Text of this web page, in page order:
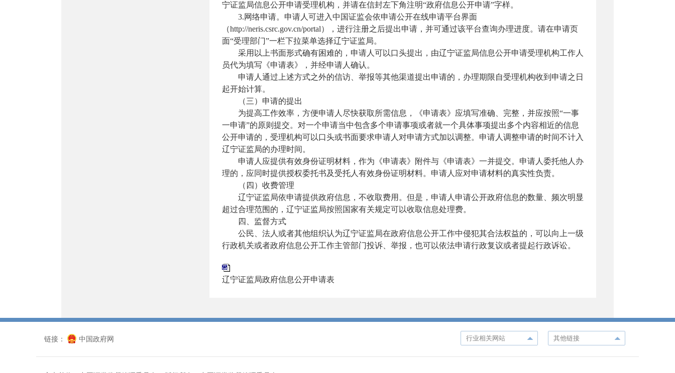
宁证监局信息公开申请受理机构 ， 并请在信封左下角注明“政府信息公开申请”字样。
3.网络申请。申请人可进入中国证监会依申请公开在线申请平台界面
（http://neris.csrc.gov.cn/portal） ， 进行注册之后提出申请 ，并可通过该平台查询办理进度。 请在申请页
面“受理部门”一栏下拉菜单选择辽宁证监局。
采用以上书面形式确有困难的，申请人可以口头提出，由辽宁证监局信息公开申请受理机构工作人
员代为填写《申请表》，并经申请人确认。
申请人通过上述方式之外的信访、举报等其他渠道提出申请的，办理期限自受理机构收到申请之日
起开始计算。
（三）申请的提出
为提高工作效率，方便申请人尽快获取所需信息，《申请表》应填写准确、完整，并应按照“一事
一申请”的原则提交。对一个申请当中包含多个申请事项或者就一个具体事项提出多个内容相近的信息
公开申请的，受理机构可以口头或书面要求申请人对申请方式加以调整。申请人调整申请的时间不计入
辽宁证监局的办理时间。
申请人应提供有效身份证明材料 ， 作为《申请表》附件与《申请表》一并提交。申请人委托他人办
理的 ， 应同时提供授权委托书及受托人有效身份证明材料。申请人应对申请材料的真实性负责。
（ 四 ） 收费管理
辽宁证监局依申请提供政府信息，不收取费用。但是，申请人申请公开政府信息的数量、频次明显
超过合理范围的，辽宁证监局按照国家有关规定可以收取信息处理费。
四、监督方式
公民、法人或者其他组织认为辽宁证监局在政府信息公开工作中侵犯其合法权益的，可以向上一级
行政机关或者政府信息公开工作主管部门投诉、举报，也可以依法申请行政复议或者提起行政诉讼。
辽宁证监局政府信息公开申请表
链接： 中国政府网